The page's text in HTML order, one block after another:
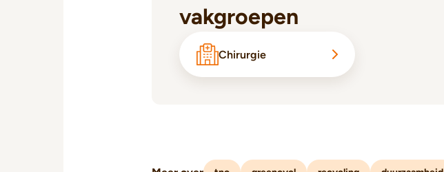
vakgroepen
Chirurgie